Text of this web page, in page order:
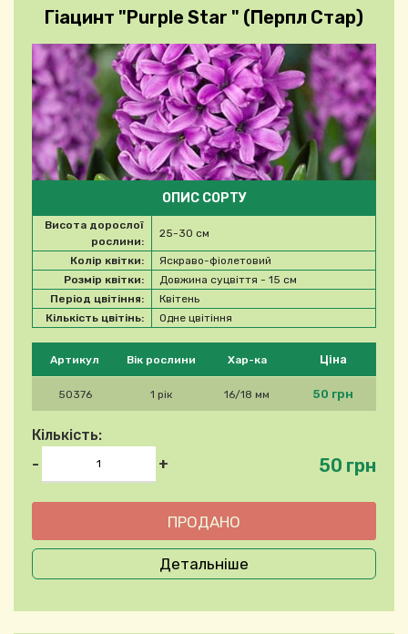
Гіацинт "Purple Star " (Перпл Стар)
Будь ласка, виберіть продукт
Артикул Вік рослини Хар-ка Ціна
50376 1 рік 16/18 мм 50 грн
Кількість:
-
+ 50 грн
ОПИС СОРТУ
Висота дорослої
рослини:
25-30 см
Колір квітки:
Яскраво-фіолетовий
Розмір квітки:
Довжина суцвіття - 15 см
Період цвітіння:
Квітень
Кількість цвітінь:
Одне цвітіння
Детальніше